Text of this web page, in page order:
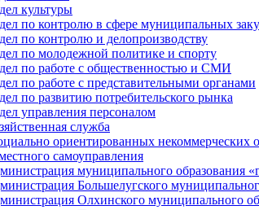
культуры
по контролю в сфере муниципальных
по контролю и делопроизводству
по молодежной политике и спорту
по работе с общественностью и СМИ
по работе с представительными органами
по развитию потребительского рынка
управления персоналом
служба
ориентированных некоммерческих
самоуправления
муниципального образования
Большелугского
Олхинского муниципального